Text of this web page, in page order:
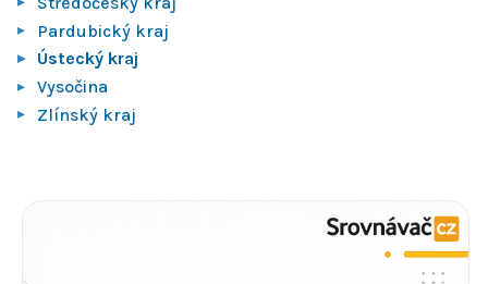
Pardubický kraj
Ústecký kraj
Vysočina
Zlínský kraj